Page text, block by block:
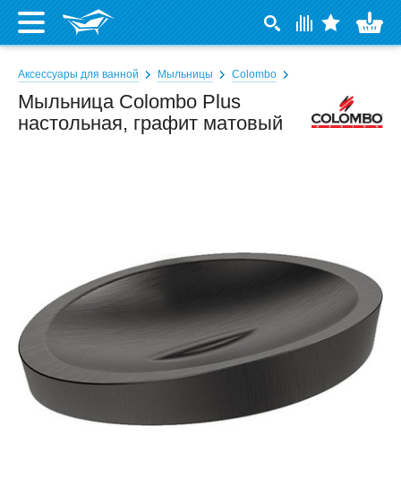
Аксессуары для ванной Мыльницы Colombo
Мыльница Colombo Plus
настольная, графит матовый